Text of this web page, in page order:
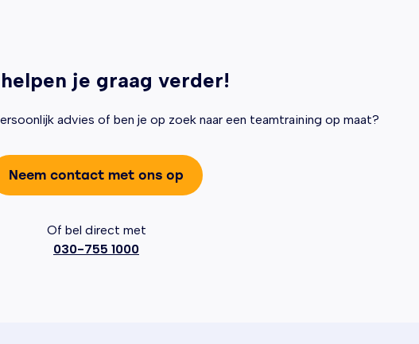
je graag verder!
advies of ben je op zoek naar een teamtraining op maat?
Neem contact met ons op
Of bel direct met
030-755 1000